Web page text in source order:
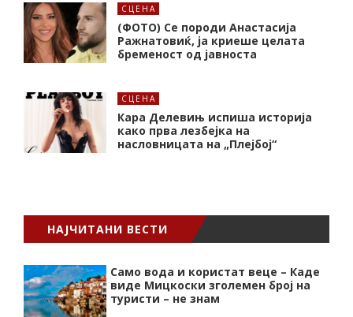
СЦЕНА
(ФОТО) Се породи Анастасија
Ражнатовиќ, ја криеше целата
бременост од јавноста
СЦЕНА
Кара Делевињ испиша историја
како прва лезбејка на
насловницата на „Плејбој“
НАЈЧИТАНИ ВЕСТИ
Само вода и користат веце – Каде
виде Мицкоски зголемен број на
туристи – не знам